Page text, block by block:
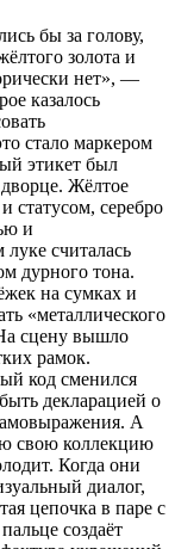
бы за голову,
золота и
нет», —
казалось
стало маркером
этикет был
дворце. Жёлтое
статусом, серебро
и
считалась
дурного тона.
на сумках и
«металлического
сцену вышло
рамок.
код сменился
декларацией о
А
свою коллекцию
Когда они
диалог,
цепочка в паре с
создаёт